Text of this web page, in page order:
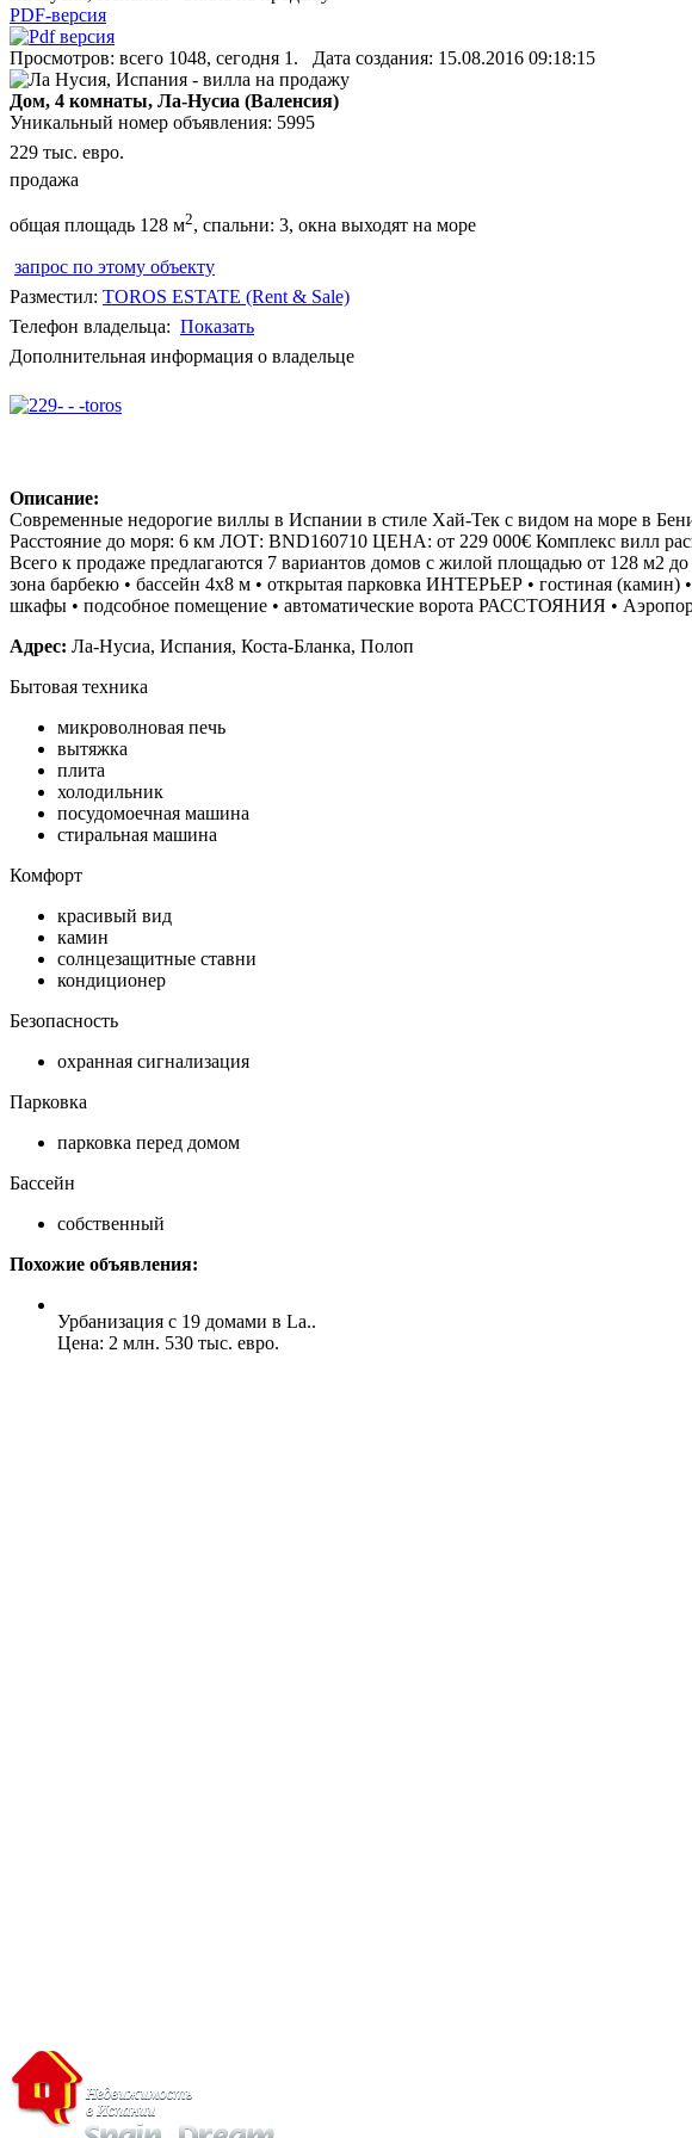
PDF-версия
Просмотров: всего 1048, сегодня 1. Дата создания: 15.08.2016 09:18:15
Дом, 4 комнаты, Ла-Нусиа (Валенсия)
Уникальный номер объявления: 5995
229 тыс. евро.
продажа
общая площадь 128 м2, спальни: 3, окна выходят на море
запрос по этому объекту
Разместил: TOROS ESTATE (Rent & Sale)
Телефон владельца: Показать
Дополнительная информация о владельце
Описание:
Современные недорогие виллы в Испании в стиле Хай-Тек с видом на море в
Расстояние до моря: 6 км ЛОТ: BND160710 ЦЕНА: от 229 000€ Комплекс вилл
Всего к продаже предлагаются 7 вариантов домов с жилой площадью от 128 м2
зона барбекю • бассейн 4х8 м • открытая парковка ИНТЕРЬЕР • гостиная (камин)
шкафы • подсобное помещение • автоматические ворота РАССТОЯНИЯ •
Адрес: Ла-Нусиа, Испания, Коста-Бланка, Полоп
Бытовая техника
микроволновая печь
вытяжка
плита
холодильник
посудомоечная машина
стиральная машина
Комфорт
красивый вид
камин
солнцезащитные ставни
кондиционер
Безопасность
охранная сигнализация
Парковка
парковка перед домом
Бассейн
собственный
Похожие объявления:
Урбанизация с 19 домами в La..
Цена: 2 млн. 530 тыс. евро.